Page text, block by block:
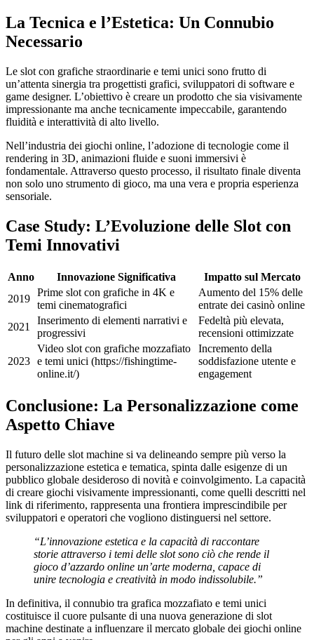
panel
panel
panel
panel
panel
Panel
Panel
panel
panel
panel
panel
panel
panel
panel
La Tecnica e l’Estetica: Un Connubio
Necessario
Le slot con grafiche straordinarie e temi unici sono frutto di
un’attenta sinergia tra progettisti grafici, sviluppatori di software e
game designer. L’obiettivo è creare un prodotto che sia visivamente
impressionante ma anche tecnicamente impeccabile, garantendo
fluidità e interattività di alto livello.
Nell’industria dei giochi online, l’adozione di tecnologie come il
rendering in 3D, animazioni fluide e suoni immersivi è
fondamentale. Attraverso questo processo, il risultato finale diventa
non solo uno strumento di gioco, ma una vera e propria esperienza
sensoriale.
Case Study: L’Evoluzione delle Slot con
Temi Innovativi
Anno Innovazione Significativa
Impatto sul Mercato
2019
Prime slot con grafiche in 4K e
temi cinematografici
Aumento del 15% delle
entrate dei casinò online
2021
Inserimento di elementi narrativi e
progressivi
Fedeltà più elevata,
recensioni ottimizzate
2023
Video slot con grafiche mozzafiato
e temi unici (https://fishingtime-
online.it/)
Incremento della
soddisfazione utente e
engagement
Conclusione: La Personalizzazione come
Aspetto Chiave
Il futuro delle slot machine si va delineando sempre più verso la
personalizzazione estetica e tematica, spinta dalle esigenze di un
pubblico globale desideroso di novità e coinvolgimento. La capacità
di creare giochi visivamente impressionanti, come quelli descritti nel
link di riferimento, rappresenta una frontiera imprescindibile per
sviluppatori e operatori che vogliono distinguersi nel settore.
“L’innovazione estetica e la capacità di raccontare
storie attraverso i temi delle slot sono ciò che rende il
gioco d’azzardo online un’arte moderna, capace di
unire tecnologia e creatività in modo indissolubile.”
In definitiva, il connubio tra grafica mozzafiato e temi unici
costituisce il cuore pulsante di una nuova generazione di slot
machine destinate a influenzare il mercato globale dei giochi online